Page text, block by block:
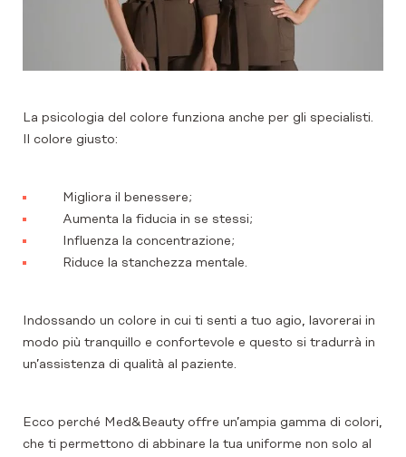
La psicologia del colore funziona anche per gli specialisti.
Il colore giusto:
Migliora il benessere;
Aumenta la fiducia in se stessi;
Influenza la concentrazione;
Riduce la stanchezza mentale.
Indossando un colore in cui ti senti a tuo agio, lavorerai in
modo più tranquillo e confortevole e questo si tradurrà in
un’assistenza di qualità al paziente.
Ecco perché Med&Beauty offre un’ampia gamma di colori,
che ti permettono di abbinare la tua uniforme non solo al